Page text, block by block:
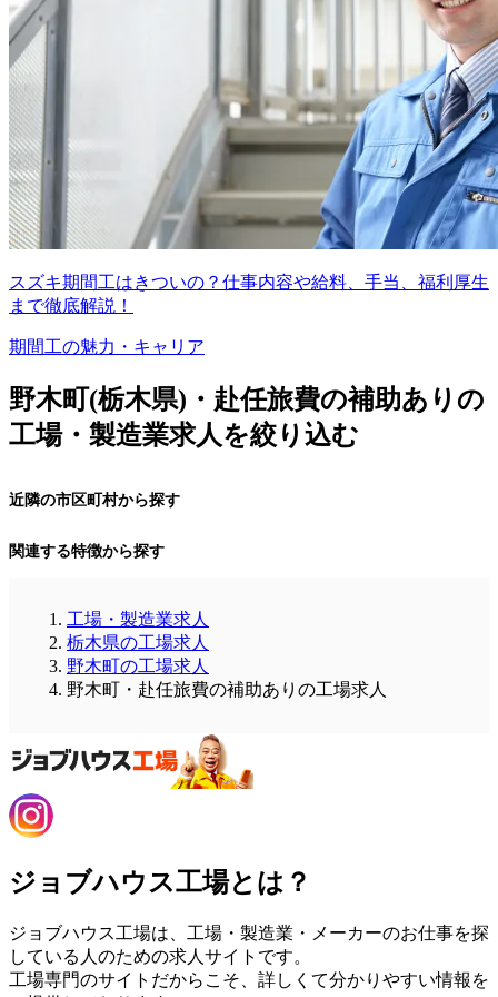
スズキ期間工はきついの？仕事内容や給料、手当、福利厚生
まで徹底解説！
期間工の魅力・キャリア
野木町(栃木県)・赴任旅費の補助ありの
工場・製造業求人を絞り込む
近隣の市区町村から探す
関連する特徴から探す
工場・製造業求人
栃木県の工場求人
野木町の工場求人
野木町・赴任旅費の補助ありの工場求人
ジョブハウス工場とは？
ジョブハウス工場は、工場・製造業・メーカーのお仕事を探
している人のための求人サイトです。
工場専門のサイトだからこそ、詳しくて分かりやすい情報を